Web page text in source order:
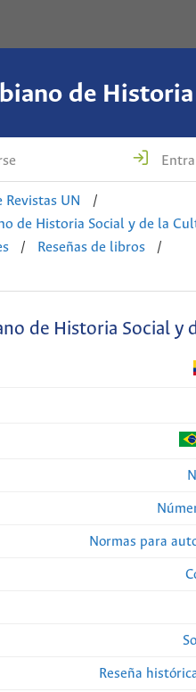
Revistas UN
/
de Historia Social y de la
/ Reseñas de libros
/
de Historia Social y
Normas para
Reseña